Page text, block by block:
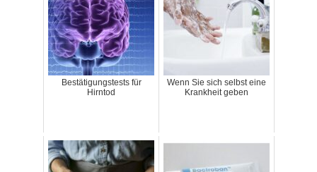
Bestätigungstests für
Hirntod
Wenn Sie sich selbst eine
Krankheit geben